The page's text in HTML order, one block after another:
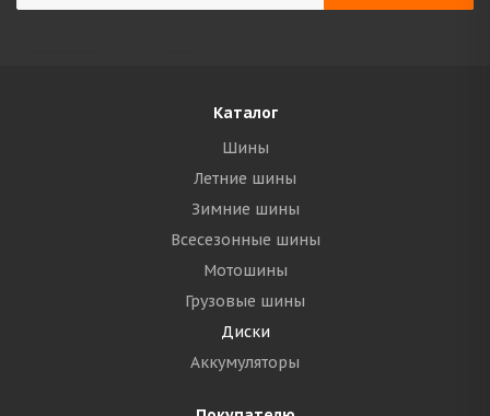
Каталог
Шины
Летние шины
Зимние шины
Всесезонные шины
Мотошины
Грузовые шины
Диски
Аккумуляторы